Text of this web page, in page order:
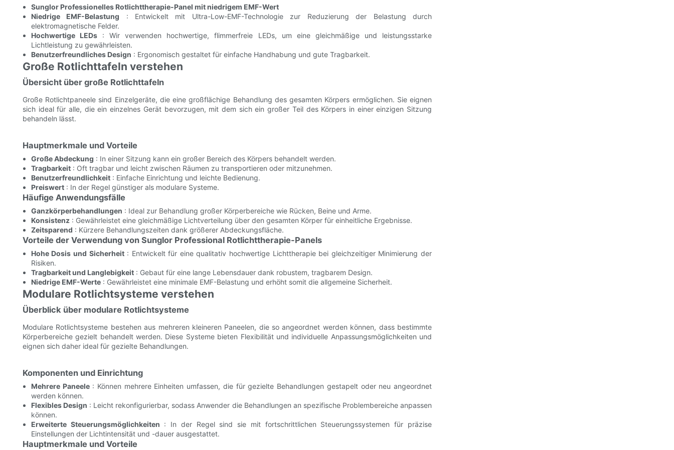
Sunglor Professionelles Rotlichttherapie-Panel mit niedrigem EMF-Wert
Niedrige EMF-Belastung : Entwickelt mit Ultra-Low-EMF-Technologie zur Reduzierung der Belastung durch
elektromagnetische Felder.
Hochwertige LEDs: Wir verwenden hochwertige, flimmerfreie LEDs, um eine gleichmäßige und leistungsstarke
Lichtleistung zu gewährleisten.
Benutzerfreundliches Design : Ergonomisch gestaltet für einfache Handhabung und gute Tragbarkeit.
Große Rotlichttafeln verstehen
Übersicht über große Rotlichttafeln
Große Rotlichtpaneele sind Einzelgeräte, die eine großflächige Behandlung des gesamten Körpers ermöglichen. Sie eignen
sich ideal für alle, die ein einzelnes Gerät bevorzugen, mit dem sich ein großer Teil des Körpers in einer einzigen Sitzung
behandeln lässt.
Hauptmerkmale und Vorteile
Große Abdeckung : In einer Sitzung kann ein großer Bereich des Körpers behandelt werden.
Tragbarkeit: Oft tragbar und leicht zwischen Räumen zu transportieren oder mitzunehmen.
Benutzerfreundlichkeit: Einfache Einrichtung und leichte Bedienung.
Preiswert: In der Regel günstiger als modulare Systeme.
Häufige Anwendungsfälle
Ganzkörperbehandlungen : Ideal zur Behandlung großer Körperbereiche wie Rücken, Beine und Arme.
Konsistenz: Gewährleistet eine gleichmäßige Lichtverteilung über den gesamten Körper für einheitliche Ergebnisse.
Zeitsparend : Kürzere Behandlungszeiten dank größerer Abdeckungsfläche.
Vorteile der Verwendung von Sunglor Professional Rotlichttherapie-Panels
Hohe Dosis und Sicherheit: Entwickelt für eine qualitativ hochwertige Lichttherapie bei gleichzeitiger Minimierung der
Risiken.
Tragbarkeit und Langlebigkeit: Gebaut für eine lange Lebensdauer dank robustem, tragbarem Design.
Niedrige EMF-Werte: Gewährleistet eine minimale EMF-Belastung und erhöht somit die allgemeine Sicherheit.
Modulare Rotlichtsysteme verstehen
Überblick über modulare Rotlichtsysteme
Modulare Rotlichtsysteme bestehen aus mehreren kleineren Paneelen, die so angeordnet werden können, dass bestimmte
Körperbereiche gezielt behandelt werden. Diese Systeme bieten Flexibilität und individuelle Anpassungsmöglichkeiten und
eignen sich daher ideal für gezielte Behandlungen.
Komponenten und Einrichtung
Mehrere Paneele: Können mehrere Einheiten umfassen, die für gezielte Behandlungen gestapelt oder neu angeordnet
werden können.
Flexibles Design : Leicht rekonfigurierbar, sodass Anwender die Behandlungen an spezifische Problembereiche anpassen
können.
Erweiterte Steuerungsmöglichkeiten : In der Regel sind sie mit fortschrittlichen Steuerungssystemen für präzise
Einstellungen der Lichtintensität und -dauer ausgestattet.
Hauptmerkmale und Vorteile